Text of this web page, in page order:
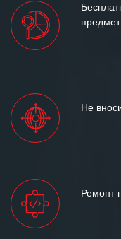
Не
Ремонт